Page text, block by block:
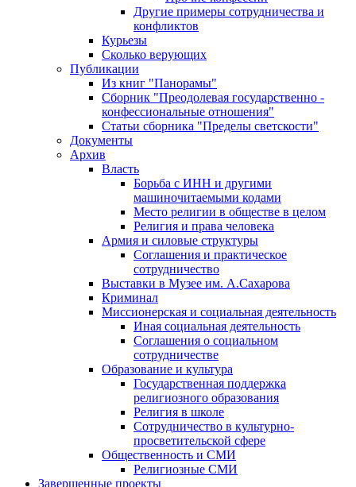
Другие примеры сотрудничества и
конфликтов
Курьезы
Сколько верующих
Публикации
Из книг "Панорамы"
Сборник "Преодолевая государственно -
конфессиональные отношения"
Статьи сборника "Пределы светскости"
Документы
Архив
Власть
Борьба с ИНН и другими
машиночитаемыми кодами
Место религии в обществе в целом
Религия и права человека
Армия и силовые структуры
Соглашения и практическое
сотрудничество
Выставки в Музее им. А.Сахарова
Криминал
Миссионерская и социальная деятельность
Иная социальная деятельность
Соглашения о социальном
сотрудничестве
Образование и культура
Государственная поддержка
религиозного образования
Религия в школе
Сотрудничество в культурно-
просветительской сфере
Общественность и СМИ
Религиозные СМИ
Завершенные проекты